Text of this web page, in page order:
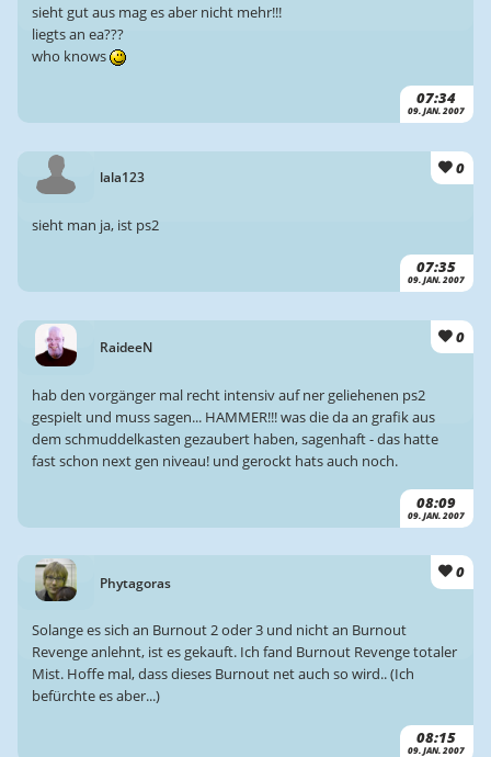
07:34
09. JAN. 2007
sieht gut aus mag es aber nicht mehr!!!
liegts an ea???
who knows
lala123 0
07:35
09. JAN. 2007
sieht man ja, ist ps2
RaideeN
0
08:09
09. JAN. 2007
hab den vorgänger mal recht intensiv auf ner geliehenen ps2
gespielt und muss sagen... HAMMER!!! was die da an grafik aus
dem schmuddelkasten gezaubert haben, sagenhaft - das hatte
fast schon next gen niveau! und gerockt hats auch noch.
Phytagoras
0
08:15
09. JAN. 2007
Solange es sich an Burnout 2 oder 3 und nicht an Burnout
Revenge anlehnt, ist es gekauft. Ich fand Burnout Revenge totaler
Mist. Hoffe mal, dass dieses Burnout net auch so wird.. (Ich
befürchte es aber...)